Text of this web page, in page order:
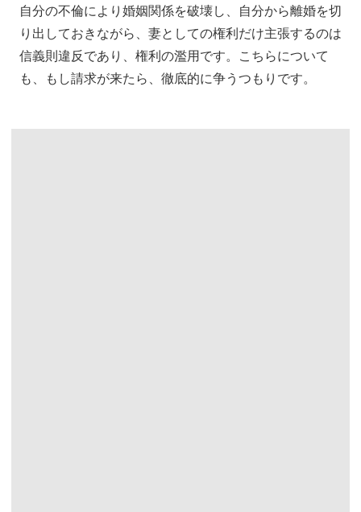
自分の不倫により婚姻関係を破壊し、自分から離婚を切
り出しておきながら、妻としての権利だけ主張するのは
信義則違反であり、権利の濫用です。こちらについて
も、もし請求が来たら、徹底的に争うつもりです。